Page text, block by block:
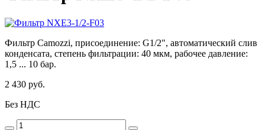
Фильтр Camozzi, присоединение: G1/2", автоматический слив
конденсата, степень фильтрации: 40 мкм, рабочее давление:
1,5 ... 10 бар.
2 430 руб.
Без НДС